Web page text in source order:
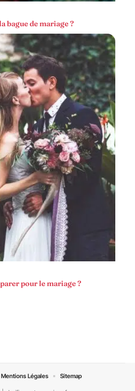
bague de mariage ?
pour le mariage ?
Mentions Légales Sitemap